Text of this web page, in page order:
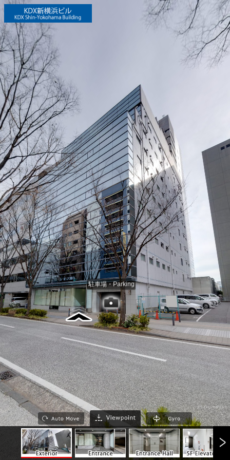
プライバシーポリシー
駐車場・Parking